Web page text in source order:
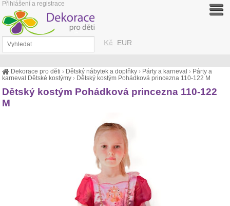
Dekorace pro děti › Dětský nábytek a doplňky › Párty a karneval › Párty a
karneval Dětské kostýmy › Dětský kostým Pohádková princezna 110-122 M
Dětský kostým Pohádková princezna 110-122
M
Kč EUR
Přihlášení a registrace